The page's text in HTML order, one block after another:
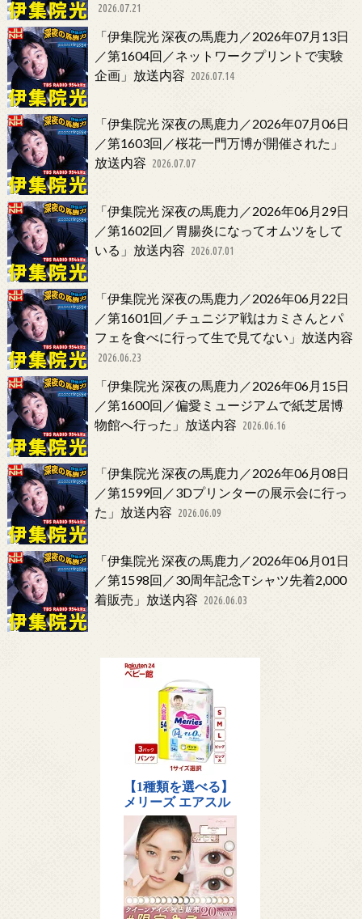
2026.07.21
「伊集院光 深夜の馬鹿力／2026年07月13日
／第1604回／ネットワークプリントで実験
企画」放送内容 2026.07.14
「伊集院光 深夜の馬鹿力／2026年07月06日
／第1603回／桜花一門万博が開催された」
放送内容 2026.07.07
「伊集院光 深夜の馬鹿力／2026年06月29日
／第1602回／胃腸炎になってオムツをして
いる」放送内容 2026.07.01
「伊集院光 深夜の馬鹿力／2026年06月22日
／第1601回／チュニジア戦はカミさんとパ
フェを食べに行って生で見てない」放送内容
2026.06.23
「伊集院光 深夜の馬鹿力／2026年06月15日
／第1600回／偏愛ミュージアムで紙芝居博
物館へ行った」放送内容 2026.06.16
「伊集院光 深夜の馬鹿力／2026年06月08日
／第1599回／3Dプリンターの展示会に行っ
た」放送内容 2026.06.09
「伊集院光 深夜の馬鹿力／2026年06月01日
／第1598回／30周年記念Tシャツ先着2,000
着販売」放送内容 2026.06.03